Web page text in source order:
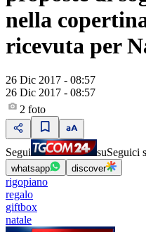
nella
ricevuta per
26 Dic 2017 - 08:57
26 Dic 2017 - 08:57
2 foto
Segui suSeguici
whatsapp discover
rigopiano
regalo
giftbox
natale